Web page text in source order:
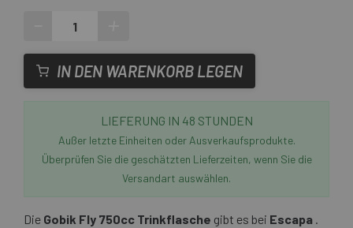
IN DEN WARENKORB LEGEN
LIEFERUNG IN 48 STUNDEN
Außer letzte Einheiten oder Ausverkaufsprodukte.
Überprüfen Sie die geschätzten Lieferzeiten, wenn Sie die
Versandart auswählen.
Die Gobik Fly 750cc Trinkflasche gibt es bei Escapa .